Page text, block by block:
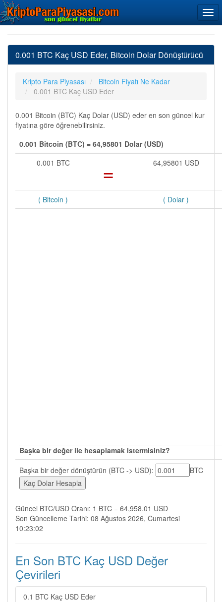
0.001 BTC Kaç USD Eder, Bitcoin Dolar Dönüştürücü
Kripto Para Piyasası
Bitcoin Fiyatı Ne Kadar
0.001 BTC Kaç USD Eder
0.001 Bitcoin (BTC) Kaç Dolar (USD) eder en son güncel kur
fiyatına göre öğrenebilirsiniz.
0.001 Bitcoin (BTC) = 64,95801 Dolar (USD)
0.001 BTC
= 64,95801 USD
( Bitcoin ) ( Dolar )
Başka bir değer ile hesaplamak istermisiniz?
Başka bir değer dönüştürün (BTC -> USD):
BTC
Güncel BTC/USD Oranı: 1 BTC = 64,958.01 USD
Son Güncelleme Tarihi: 08 Ağustos 2026, Cumartesi
10:23:02
En Son BTC Kaç USD Değer
Çevirileri
0.1 BTC Kaç USD Eder